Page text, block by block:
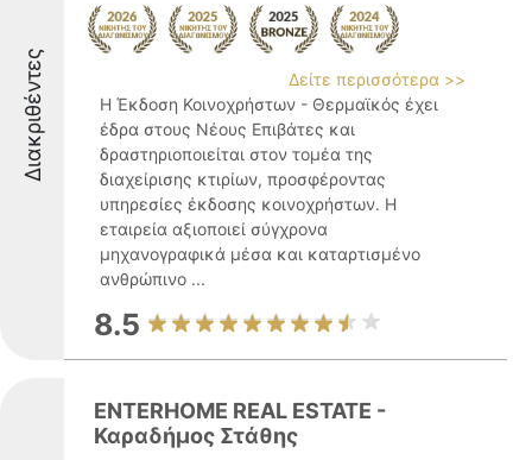
Διακριθέντες
Δείτε περισσότερα >>
Η Έκδοση Κοινοχρήστων - Θερμαϊκός έχει
έδρα στους Νέους Επιβάτες και
δραστηριοποιείται στον τομέα της
διαχείρισης κτιρίων, προσφέροντας
υπηρεσίες έκδοσης κοινοχρήστων. Η
εταιρεία αξιοποιεί σύγχρονα
μηχανογραφικά μέσα και καταρτισμένο
ανθρώπινο ...
8.5
ENTERHOME REAL ESTATE -
Καραδήμος Στάθης